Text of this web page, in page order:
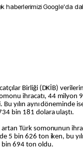
haberlerimizi Google'da
Birliği (DKİB)
ihracatı, 44 milyon
Bu yılın aynı döneminde
bin 181 dolara ulaştı.
artan Türk somonunun
5 bin 626 ton iken, bu
bin 694 ton oldu.